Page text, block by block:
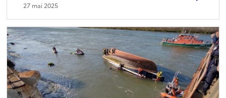
27 mai 2025